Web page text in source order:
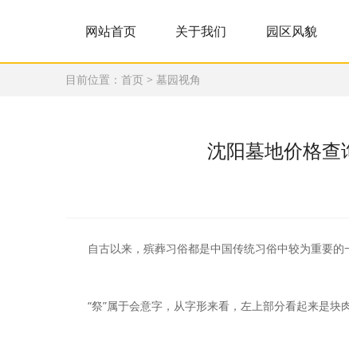
网站首页 关于我们 园区风貌
目前位置： 首页 > 墓园视角
沈阳墓地价格查
自古以来，殡葬习俗都是中国传统习俗中较为重要
“祭”属于会意字，从字形来看，左上部分看起来是